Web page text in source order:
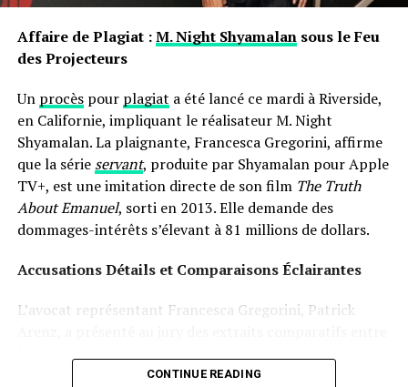
interactions sociales depuis notre enfance jusqu’à l’âge
adulte.
Affaire de Plagiat :M. Night Shyamalansous le Feu
des Projecteurs
Un procèspour plagiat a été lancé ce mardi à Riverside,
en Californie, impliquant le réalisateur M. Night
Shyamalan. La plaignante, Francesca Gregorini, affirme
que la série servant, produite par Shyamalan pour Apple
TV+, est une imitation directe de son film The Truth
About Emanuel, sorti en 2013. Elle demande des
dommages-intérêts s’élevant à 81 millions de dollars.
Accusations Détails et Comparaisons Éclairantes
L’avocat représentant Francesca Gregorini, Patrick
prenant soin d’une poupée comme si c’était un véritable
CONTINUE READING